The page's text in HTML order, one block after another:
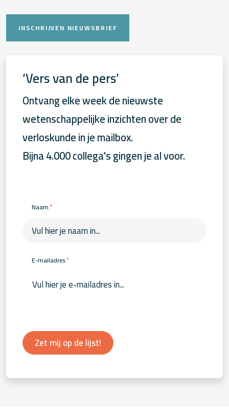
INSCHRIJVEN NIEUWSBRIEF
‘Vers van de pers’
Ontvang elke week de nieuwste
wetenschappelijke inzichten over de
verloskunde in je mailbox.
Bijna 4.000 collega's gingen je al voor.
Naam*
E-mailadres*
Zet mij op de lijst!